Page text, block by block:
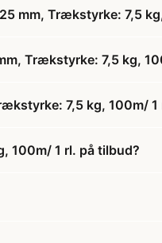
mm, Trækstyrke: 7,5
Trækstyrke: 7,5 kg,
7,5 kg, 100m/ 1
100m/ 1 rl. på tilbud?